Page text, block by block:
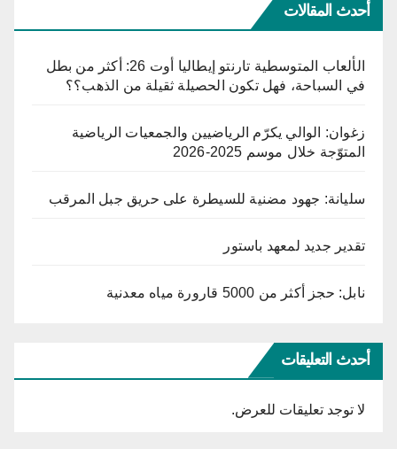
أحدث المقالات
الألعاب المتوسطية تارنتو إيطاليا أوت 26: أكثر من بطل
في السباحة، فهل تكون الحصيلة ثقيلة من الذهب؟؟
زغوان: الوالي يكرّم الرياضيين والجمعيات الرياضية
المتوّجة خلال موسم 2025-2026
سليانة: جهود مضنية للسيطرة على حريق جبل المرقب
تقدير جديد لمعهد باستور
نابل: حجز أكثر من 5000 قارورة مياه معدنية
أحدث التعليقات
لا توجد تعليقات للعرض.